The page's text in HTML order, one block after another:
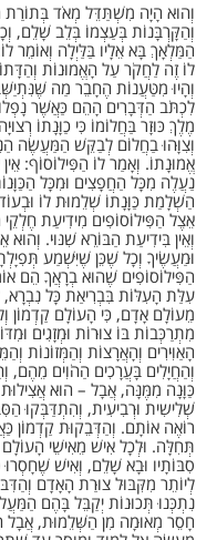
וְהוּא הָיָה מִשְׁתַּדֵּל מְאֹד
וְהַקָּרְבָּנוֹת בְּעַצְמוֹ בְּלֵב שָׁלֵם,
הַמַּלְאָךְ בָּא אֵלָיו בַּלַּיְלָה וְאוֹמֵר
לוֹ זֶה לַחֲקֹר עַל הָאֱמוּנוֹת
וְהָיוּ מִטַּעֲנוֹת הֶחָבֵר מַה
לִכְתֹּב הַדְּבָרִים הָהֵם כַּאֲשֶׁר נָפְלוּ
מֶלֶךְ כּוּזָר בַּחֲלוֹמוֹ כִּי כַוָּנָתוֹ
וְצִוָּהוּ בַחֲלוֹם לְבַקֵּשׁ הַמַּעֲשֶׂה
אֱמוּנָתוֹ. וְאָמַר לוֹ הַפִּילוֹסוֹף:
נַעֲלֶה מִכָּל הַחֲפָצִים וּמִכָּל
הַשְׁלָמַת כַּוָּנָתוֹ שְׁלֵמוּת לוֹ
אֵצֶל הַפִּילוֹסוֹפִים מִידִיעַת
וְאֵין בִּידִיעַת הַבּוֹרֵא שִׁנּוּי.
וּמַעֲשֶׂיךָ וְכָל שֶׁכֵּן שֶׁיִּשְׁמַע
הַפִּילוֹסוֹפִים שֶׁהוּא בְרָאֲךָ הֵם
עִלַּת הָעִלּוֹת בִּבְרִיאַת כָּל נִבְרָא,
מֵעוֹלָם אָדָם, כִּי הָעוֹלָם
מִתְרַכְּבוֹת בּוֹ צוּרוֹת וּמְזָגִים
הָאַוִּירִים וְהָאֲרָצוֹת וְהַמְּזוֹנוֹת
וְהַחֲיָלִים בָּעֲרָכִים הַהֹוִים
כַּוָּנָה מִמֶּנָּה, אֲבָל – הוּא
שְׁלִישִית וּרְבִיעִית, וְהִתְדַּבְּקוּ
רוֹאֶה אוֹתָם. וְהַדְּבֵקוּת קַדְמוֹן
תְּחִלָּה. וּלְכָל אִישׁ מֵאִישֵׁי
סִבּוֹתָיו וּבָא שָׁלֵם, וְאִישׁ שֶׁחָסְרוּ
לְיוֹתֵר מִקִּבּוּל צוּרַת הָאָדָם
נִתְכְּנוּ תְּכוּנוֹת יְקַבֵּל בָּהֶם
חָסֵר מְאוּמָה מִן הַשְּׁלֵמוּת, אֲבָל